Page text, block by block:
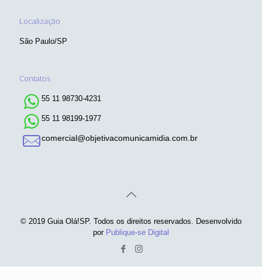
Localização
São Paulo/SP
Contatos
55 11 98730-4231
55 11 98199-1977
comercial@objetivacomunicamidia.com.br
© 2019 Guia Olá!SP. Todos os direitos reservados. Desenvolvido
por Publique-se Digital